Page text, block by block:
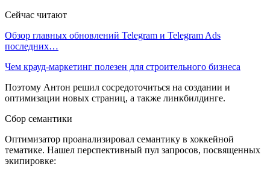
Сейчас читают
Обзор главных обновлений Telegram и Telegram Ads
последних…
Чем крауд-маркетинг полезен для строительного бизнеса
Поэтому Антон решил сосредоточиться на создании и
оптимизации новых страниц, а также линкбилдинге.
Сбор семантики
Оптимизатор проанализировал семантику в хоккейной
тематике. Нашел перспективный пул запросов, посвященных
экипировке: